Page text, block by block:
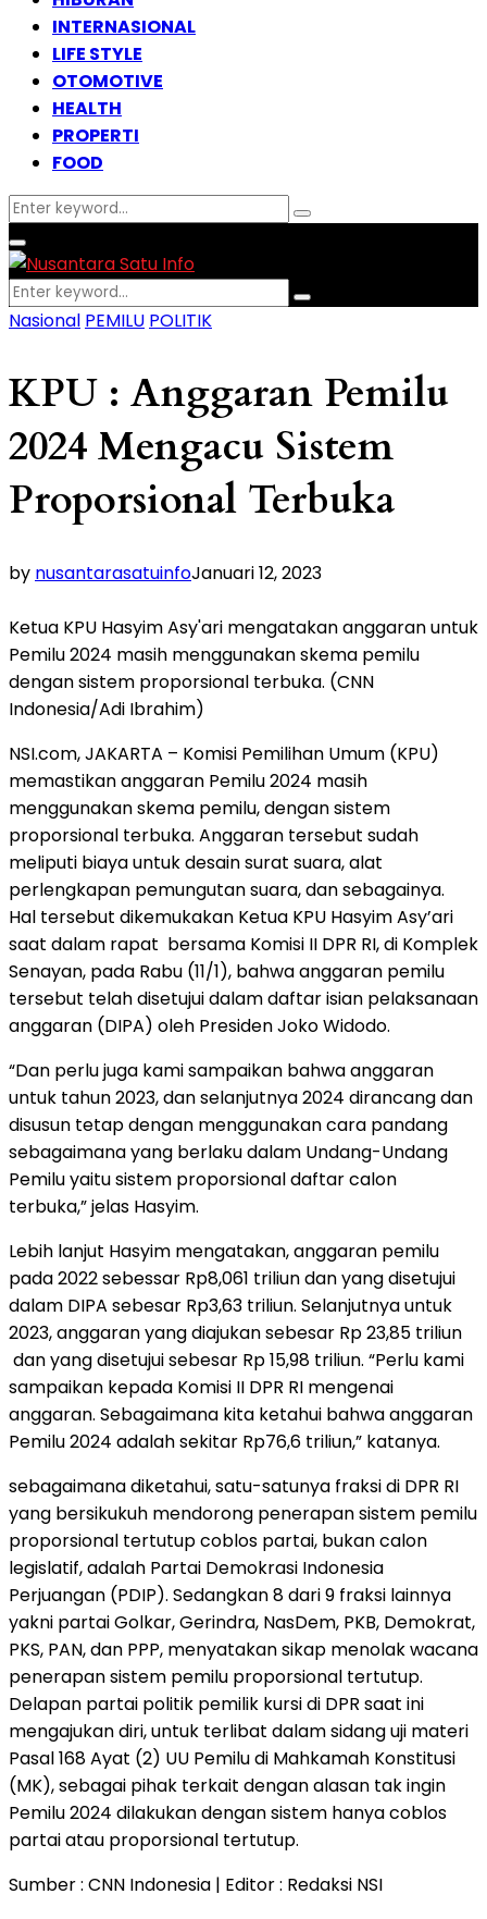
INTERNASIONAL
LIFE STYLE
OTOMOTIVE
HEALTH
PROPERTI
FOOD
Search
for:
Search
Facebook
Instagram
Email
Whatsapp
Primary
Menu
Search
for:
Search
Nasional PEMILU POLITIK
KPU : Anggaran Pemilu
2024 Mengacu Sistem
Proporsional Terbuka
by nusantarasatuinfoJanuari 12, 2023
Ketua KPU Hasyim Asy'ari mengatakan anggaran untuk
Pemilu 2024 masih menggunakan skema pemilu
dengan sistem proporsional terbuka. (CNN
Indonesia/Adi Ibrahim)
NSI.com, JAKARTA – Komisi Pemilihan Umum (KPU)
memastikan anggaran Pemilu 2024 masih
menggunakan skema pemilu, dengan sistem
proporsional terbuka. Anggaran tersebut sudah
meliputi biaya untuk desain surat suara, alat
perlengkapan pemungutan suara, dan sebagainya.
Hal tersebut dikemukakan Ketua KPU Hasyim Asy’ari
saat dalam rapat bersama Komisi II DPR RI, di Komplek
Senayan, pada Rabu (11/1), bahwa anggaran pemilu
tersebut telah disetujui dalam daftar isian pelaksanaan
anggaran (DIPA) oleh Presiden Joko Widodo.
“Dan perlu juga kami sampaikan bahwa anggaran
untuk tahun 2023, dan selanjutnya 2024 dirancang dan
disusun tetap dengan menggunakan cara pandang
sebagaimana yang berlaku dalam Undang-Undang
Pemilu yaitu sistem proporsional daftar calon
terbuka,” jelas Hasyim.
Lebih lanjut Hasyim mengatakan, anggaran pemilu
pada 2022 sebessar Rp8,061 triliun dan yang disetujui
dalam DIPA sebesar Rp3,63 triliun. Selanjutnya untuk
2023, anggaran yang diajukan sebesar Rp 23,85 triliun
dan yang disetujui sebesar Rp 15,98 triliun. “Perlu kami
sampaikan kepada Komisi II DPR RI mengenai
anggaran. Sebagaimana kita ketahui bahwa anggaran
Pemilu 2024 adalah sekitar Rp76,6 triliun,” katanya.
sebagaimana diketahui, satu-satunya fraksi di DPR RI
yang bersikukuh mendorong penerapan sistem pemilu
proporsional tertutup coblos partai, bukan calon
legislatif, adalah Partai Demokrasi Indonesia
Perjuangan (PDIP). Sedangkan 8 dari 9 fraksi lainnya
yakni partai Golkar, Gerindra, NasDem, PKB, Demokrat,
PKS, PAN, dan PPP, menyatakan sikap menolak wacana
penerapan sistem pemilu proporsional tertutup.
Delapan partai politik pemilik kursi di DPR saat ini
mengajukan diri, untuk terlibat dalam sidang uji materi
Pasal 168 Ayat (2) UU Pemilu di Mahkamah Konstitusi
(MK), sebagai pihak terkait dengan alasan tak ingin
Pemilu 2024 dilakukan dengan sistem hanya coblos
partai atau proporsional tertutup.
Sumber : CNN Indonesia | Editor : Redaksi NSI